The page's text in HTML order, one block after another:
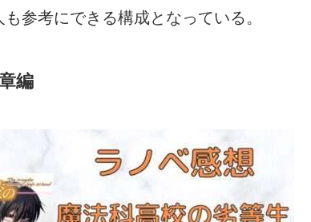
参考にできる構成となっている。
編